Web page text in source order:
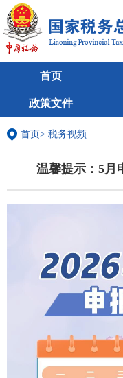
首页
政策文件
首页> 税务视频
温馨提示：5月